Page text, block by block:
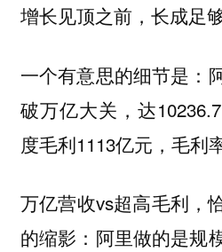
增长见顶之前，长成足
一个有意思的细节是：
破万亿大关，达
度毛利1113亿元，毛利
万亿营收vs超高毛利，
的缩影：阿里做的是规